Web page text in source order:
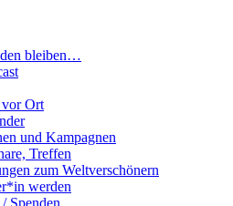
bleiben…
Ort
und Kampagnen
Treffen
zum Weltverschönern
werden
Spenden